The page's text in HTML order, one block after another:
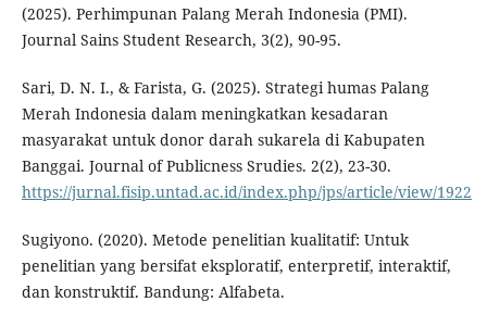
(2025). Perhimpunan Palang Merah Indonesia (PMI).
Journal Sains Student Research, 3(2), 90-95.
Sari, D. N. I., & Farista, G. (2025). Strategi humas Palang
Merah Indonesia dalam meningkatkan kesadaran
masyarakat untuk donor darah sukarela di Kabupaten
Banggai. Journal of Publicness Srudies. 2(2), 23-30.
https://jurnal.fisip.untad.ac.id/index.php/jps/article/view/1922
Sugiyono. (2020). Metode penelitian kualitatif: Untuk
penelitian yang bersifat eksploratif, enterpretif, interaktif,
dan konstruktif. Bandung: Alfabeta.